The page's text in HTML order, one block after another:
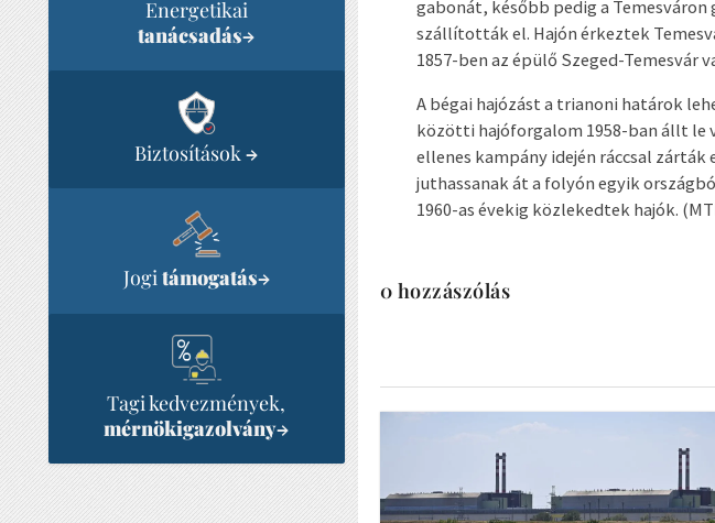
Energetikai
tanácsadás→
Biztosítások→
Jogitámogatás→
Tagi kedvezmények,
mérnökigazolvány→
gabonát, később pedig a
szállították el. Hajón érkeztek
1857-ben az épülő Szeged-Temesvár
A bégai hajózást a trianoni határok
közötti hajóforgalom 1958-ban állt le
ellenes kampány idején ráccsal zárták
juthassanak át a folyón egyik
1960-as évekig közlekedtek hajók.
0 hozzászólás